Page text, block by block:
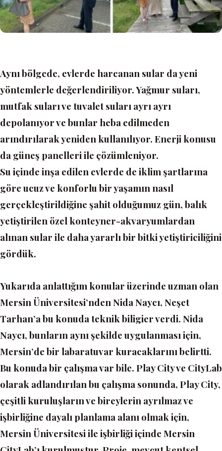
Aynı bölgede, evlerde harcanan sular da yeni
yöntemlerle değerlendiriliyor. Yağmur suları,
mutfak suları ve tuvalet suları ayrı ayrı
depolanıyor ve bunlar heba edilmeden
arındırılarak yeniden kullanılıyor. Enerji konusu
da güneş panelleri ile çözümleniyor.
Su içinde inşa edilen evlerde de iklim şartlarına
göre ucuz ve konforlu bir yaşamın nasıl
gerçekleştirildiğine şahit olduğumuz gün, balık
yetiştirilen özel konteyner-akvaryumlardan
alınan sular ile daha yararlı bir bitki yetiştiriciliğini
gördük.
Yukarıda anlattığım konular üzerinde uzman olan
Mersin Üniversitesi’nden Nida Naycı, Neşet
Tarhan’a bu konuda teknik biligier verdi. Nida
Naycı, bunların aynı şekilde uygulanması için,
Mersin’de bir labaratuvar kuracaklarını belirtti.
Bu konuda bir çalışma var bile. Play City ve CityLab
olarak adlandırılan bu çalışma sonunda, Play City,
çeşitli kuruluşların ve bireylerin ayrılmaz ve
işbirliğine dayalı planlama alanı olmak için,
Mersin Üniversitesi ile işbirliği içinde Mersin